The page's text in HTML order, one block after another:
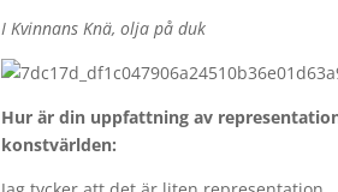
I Kvinnans Knä, olja på duk
Hur är din uppfattning av
konstvärlden: